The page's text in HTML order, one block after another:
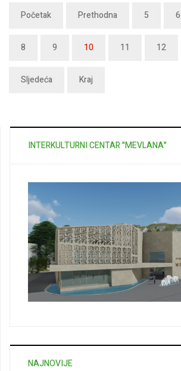
Početak Prethodna 5 6
8 9 10 11 12
Sljedeća Kraj
INTERKULTURNI CENTAR "MEVLANA"
NAJNOVIJE